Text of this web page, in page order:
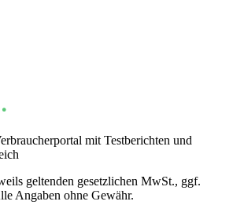
mit Testberichten und
geltenden gesetzlichen MwSt., ggf.
Angaben ohne Gewähr.